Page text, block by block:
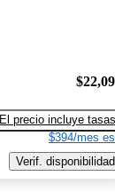
El precio incluye tasas
$394/mes
Verif. disponibilidad